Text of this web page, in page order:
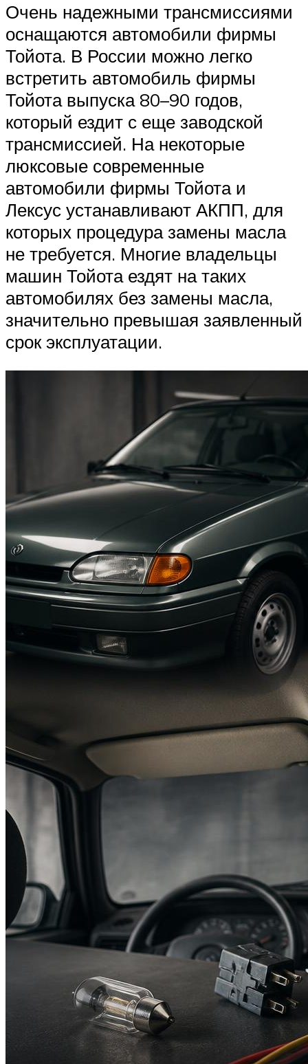
Очень надежными трансмиссиями
оснащаются автомобили фирмы
Тойота. В России можно легко
встретить автомобиль фирмы
Тойота выпуска 80–90 годов,
который ездит с еще заводской
трансмиссией. На некоторые
люксовые современные
автомобили фирмы Тойота и
Лексус устанавливают АКПП, для
которых процедура замены масла
не требуется. Многие владельцы
машин Тойота ездят на таких
автомобилях без замены масла,
значительно превышая заявленный
срок эксплуатации.